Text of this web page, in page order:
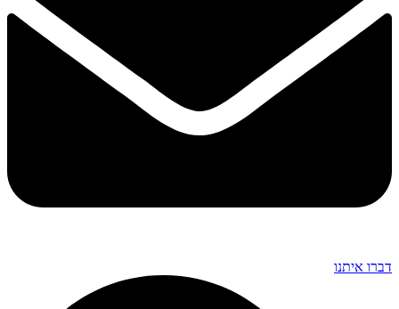
דברו איתנו